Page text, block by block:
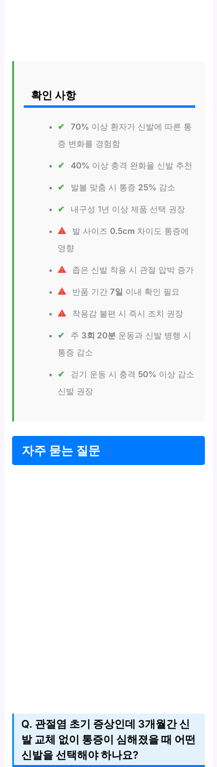
확인 사항
70% 이상 환자가 신발에 따른 통
증 변화를 경험함
40% 이상 충격 완화율 신발 추천
발볼 맞춤 시 통증 25% 감소
내구성 1년 이상 제품 선택 권장
발 사이즈 0.5cm 차이도 통증에
영향
좁은 신발 착용 시 관절 압박 증가
반품 기간 7일 이내 확인 필요
착용감 불편 시 즉시 조치 권장
주 3회 20분운동과 신발 병행 시
통증 감소
걷기 운동 시 충격 50% 이상 감소
신발 권장
자주 묻는 질문
Q. 관절염 초기 증상인데 3개월간 신
발 교체 없이 통증이 심해졌을 때 어떤
신발을 선택해야 하나요?